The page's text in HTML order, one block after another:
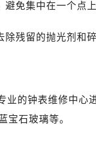
免集中在一个点上
残留的抛光剂和碎
业的钟表维修中心
宝石玻璃等。